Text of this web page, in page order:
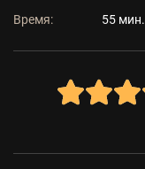
Время:
55 мин.